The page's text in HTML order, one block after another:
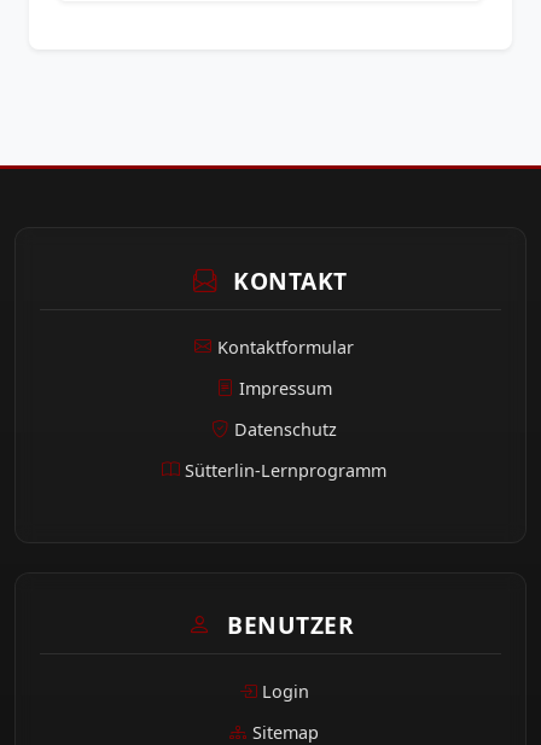
KONTAKT
Kontaktformular
Impressum
Datenschutz
Sütterlin-Lernprogramm
BENUTZER
Login
Sitemap